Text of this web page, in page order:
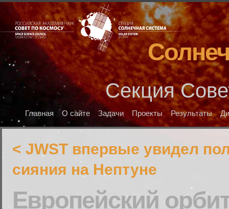
Секция
Главная О сайте Задачи Проекты Результаты
< JWST впервые увидел
сияния на Нептуне
Европейский